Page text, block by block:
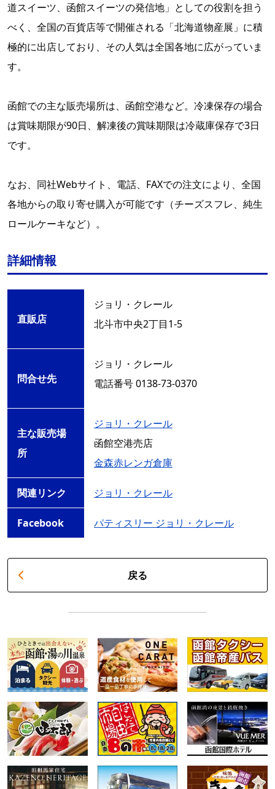
道スイーツ、函館スイーツの発信地」としての役割を担う
べく、全国の百貨店等で開催される「北海道物産展」に積
極的に出店しており、その人気は全国各地に広がっていま
す。
函館での主な販売場所は、函館空港など。冷凍保存の場合
は賞味期限が90日、解凍後の賞味期限は冷蔵庫保存で3日
です。
なお、同社Webサイト、電話、FAXでの注文により、全国
各地からの取り寄せ購入が可能です（チーズスフレ、純生
ロールケーキなど）。
詳細情報
直販店
ジョリ・クレール
北斗市中央2丁目1-5
問合せ先
ジョリ・クレール
電話番号 0138-73-0370
主な販売場
所
ジョリ・クレール
函館空港売店
金森赤レンガ倉庫
関連リンク ジョリ・クレール
Facebook パティスリー ジョリ・クレール
戻る